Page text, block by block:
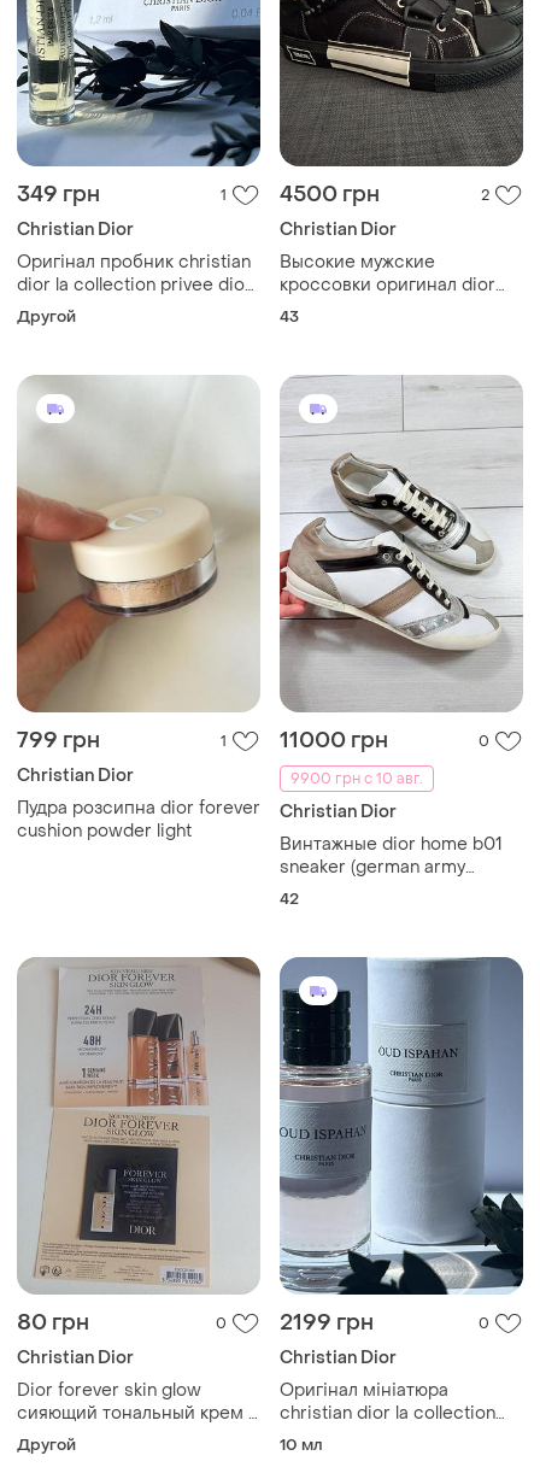
349 грн 1
Christian Dior
Оригінал пробник christian
dior la collection privee dior
paradise
Другой
4500 грн 2
Christian Dior
Высокие мужские
кроссовки оригинал dior
b23 размер 43
43
799 грн 1
Christian Dior
Пудра розсипна dior forever
cushion powder light
11000 грн
0
9900 грн с 10 авг.
Christian Dior
Винтажные dior home b01
sneaker (german army
trainer / gat) эпохи hedi
42
80 грн 0
Christian Dior
Dior forever skin glow
сияющий тональный крем -
24 часа устойчивости - 48
часов увлажнения -
Другой
2199 грн 0
Christian Dior
Оригінал мініатюра
christian dior la collection
privee oud ispahan
10 мл